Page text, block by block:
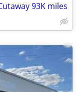
93K miles